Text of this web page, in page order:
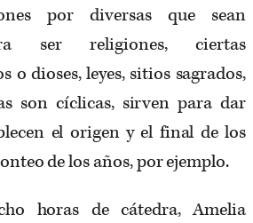
por diversas que sean
ser religiones, ciertas
o dioses, leyes, sitios sagrados,
son cíclicas, sirven para dar
el origen y el final de los
de los años, por ejemplo.
horas de cátedra, Amelia